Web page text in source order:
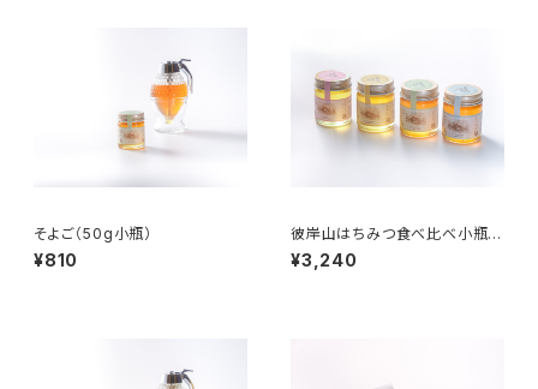
そよご（50g小瓶）
¥810
彼岸山はちみつ食べ比べ小瓶4
種セット
¥3,240